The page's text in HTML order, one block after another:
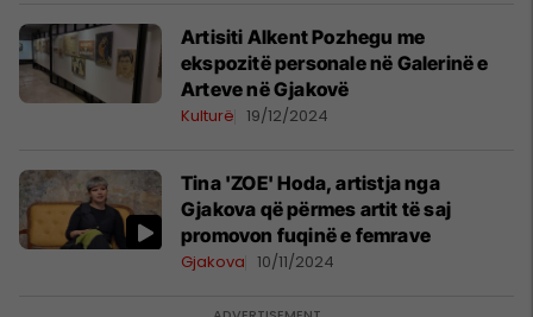
Artisiti Alkent Pozhegu me
ekspozitë personale në Galerinë e
Arteve në Gjakovë
Kulturë 19/12/2024
Tina 'ZOE' Hoda, artistja nga
Gjakova që përmes artit të saj
promovon fuqinë e femrave
Gjakova 10/11/2024